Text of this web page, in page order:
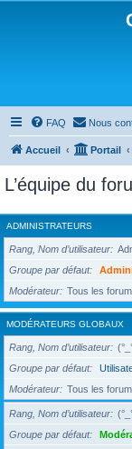
FAQ Nous
Accueil Portail
L’équipe du
ADMINISTRATEURS
Rang, Nom d’utilisateur
Groupe par défaut
Modérateur
Tous les
MODÉRATEURS GLOBAUX
Rang, Nom d’utilisateur
Groupe par défaut
Modérateur
Tous les
Rang, Nom d’utilisateur
Groupe par défaut